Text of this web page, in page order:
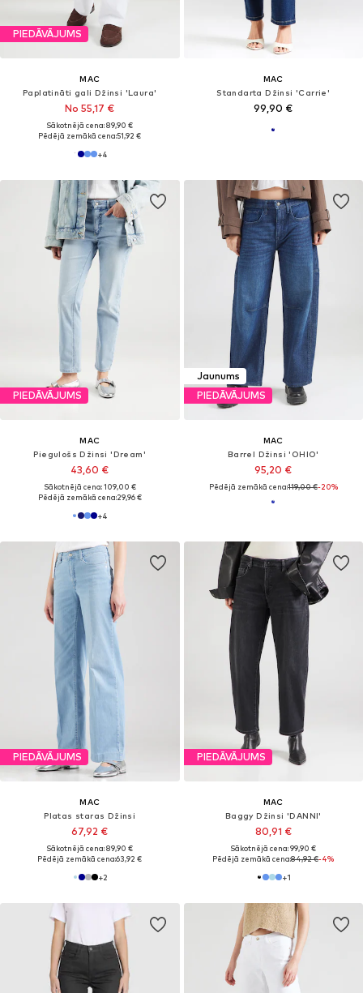
PIEDĀVĀJUMS
MAC
Paplatināti gali Džinsi 'Laura'
No 55,17 €
Sākotnējā cena: 89,90 €
Pēdējā zemākā cena:51,92 €
+4
MAC
Standarta Džinsi 'Carrie'
99,90 €
PIEDĀVĀJUMS
MAC
Piegulošs Džinsi 'Dream'
43,60 €
Sākotnējā cena: 109,00 €
Pēdējā zemākā cena:29,96 €
+4
Jaunums
PIEDĀVĀJUMS
MAC
Barrel Džinsi 'OHIO'
95,20 €
Pēdējā zemākā cena:119,00 €-20%
PIEDĀVĀJUMS
MAC
Platas staras Džinsi
67,92 €
Sākotnējā cena: 89,90 €
Pēdējā zemākā cena:63,92 €
+2
PIEDĀVĀJUMS
MAC
Baggy Džinsi 'DANNI'
80,91 €
Sākotnējā cena: 99,90 €
Pēdējā zemākā cena:84,92 €-4%
+1